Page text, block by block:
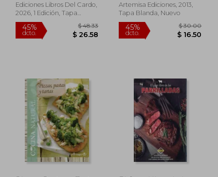
Ediciones Libros Del Cardo,
2026, 1 Edición, Tapa
Blanda, Nuevo
45%
dcto.
$ 48.33
$ 26.58
Artemisa Ediciones, 2013,
Tapa Blanda, Nuevo
45%
dcto.